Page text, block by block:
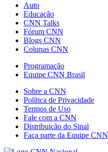
Auto
Educação
CNN Talks
Fórum CNN
Blogs CNN
Colunas CNN
Programação
Equipe CNN Brasil
Sobre a CNN
Política de Privacidade
Termos de Uso
Fale com a CNN
Distribuição do Sinal
Faça parte da Equipe CNN